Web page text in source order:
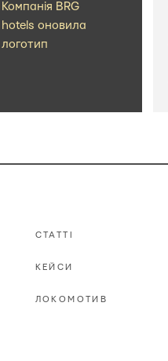
Компанія BRG
hotels оновила
логотип
СТАТТІ
КЕЙСИ
ЛОКОМОТИВ